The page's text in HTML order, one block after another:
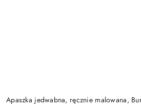
Apaszka jedwabna, ręcznie malowana,